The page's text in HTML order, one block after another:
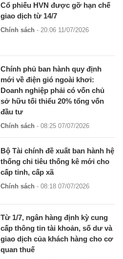
Cổ phiếu HVN được gỡ hạn chế
giao dịch từ 14/7
Chính sách - 20:06 11/07/2026
Chính phủ ban hành quy định
mới về điện gió ngoài khơi:
Doanh nghiệp phải có vốn chủ
sở hữu tối thiểu 20% tổng vốn
đầu tư
Chính sách - 08:25 07/07/2026
Bộ Tài chính đề xuất ban hành hệ
thống chỉ tiêu thống kê mới cho
cấp tỉnh, cấp xã
Chính sách - 08:18 07/07/2026
Từ 1/7, ngân hàng định kỳ cung
cấp thông tin tài khoản, số dư và
giao dịch của khách hàng cho cơ
quan thuế